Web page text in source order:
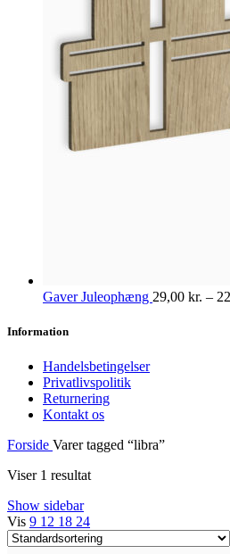
Gaver Juleophæng 29,00 kr. –
Information
Handelsbetingelser
Privatlivspolitik
Returnering
Kontakt os
Forside Varer tagged “libra”
Viser 1 resultat
Show sidebar
Vis 9 12 18 24